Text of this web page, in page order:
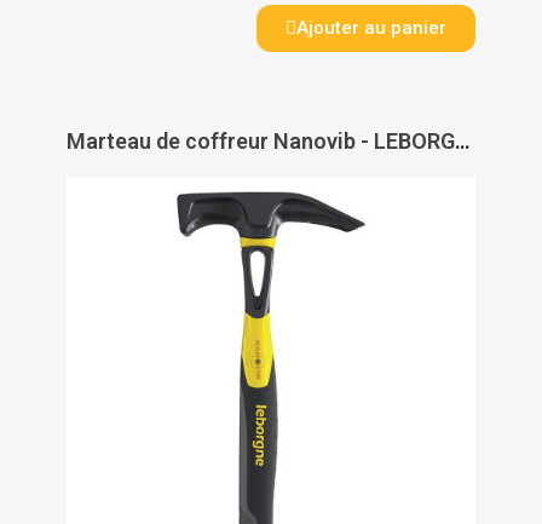
Ajouter au panier
Marteau de coffreur Nanovib - LEBORGNE